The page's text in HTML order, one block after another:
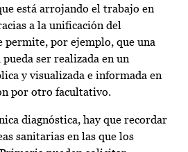
está arrojando el trabajo en
a la unificación del
permite, por ejemplo, que una
ser realizada en un
y visualizada e informada en
por otro facultativo.
diagnóstica, hay que recordar
sanitarias en las que los